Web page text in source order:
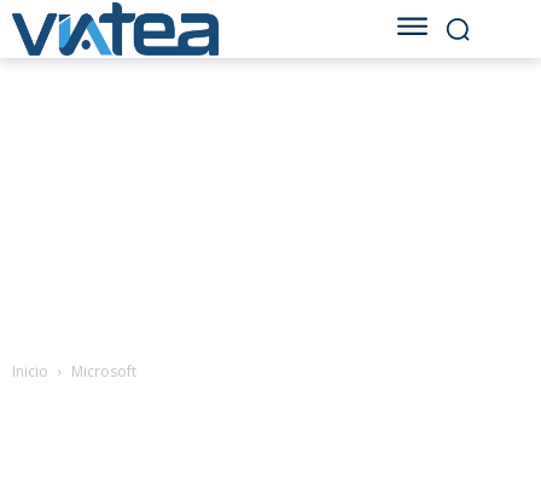
Inicio Microsoft